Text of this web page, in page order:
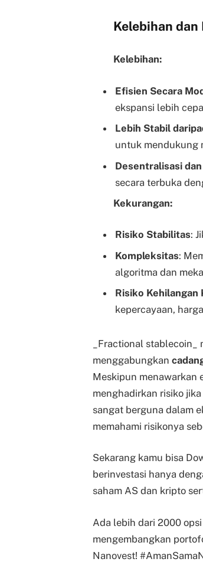
Kelebihan
Kelebihan:
Efisien Secara
ekspansi lebih
Lebih Stabil
untuk mendukung
Desentralisasi
secara terbuka
Kekurangan:
Risiko Stabilitas:
Kompleksitas:
algoritma dan
Risiko Kehilangan
kepercayaan,
_Fractional
menggabungkan
Meskipun menawarkan
menghadirkan risiko
sangat berguna dalam
memahami risikonya
Sekarang kamu bisa
berinvestasi hanya
saham AS dan kripto
Ada lebih dari 2000
mengembangkan
Nanovest!